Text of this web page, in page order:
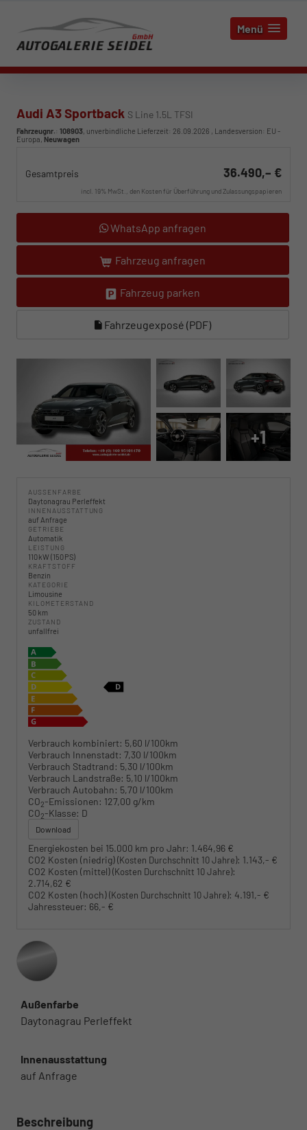
Menü
Audi A3 Sportback S Line 1.5L TFSI
Fahrzeugnr.: 108903, unverbindliche Lieferzeit: 26.09.2026 , Landesversion: EU -
Europa, Neuwagen
Gesamtpreis 36.490,– €
incl. 19% MwSt., den Kosten für Überführung und Zulassungspapieren
WhatsApp anfragen
Fahrzeug anfragen
Fahrzeug parken
Fahrzeugexposé (PDF)
+1
AUSSENFARBE
Daytonagrau Perleffekt
INNENAUSSTATTUNG
auf Anfrage
GETRIEBE
Automatik
LEISTUNG
110 kW (150 PS)
KRAFTSTOFF
Benzin
KATEGORIE
Limousine
KILOMETERSTAND
50 km
ZUSTAND
unfallfrei
Verbrauch kombiniert: 5,60 l/100km
Verbrauch Innenstadt: 7,30 l/100km
Verbrauch Stadtrand: 5,30 l/100km
Verbrauch Landstraße: 5,10 l/100km
Verbrauch Autobahn: 5,70 l/100km
CO2-Emissionen: 127,00 g/km
CO2-Klasse: D
Download
Energiekosten bei 15.000 km pro Jahr: 1.464,96 €
CO2 Kosten (niedrig)(Kosten Durchschnitt 10 Jahre): 1.143,- €
CO2 Kosten (mittel)(Kosten Durchschnitt 10 Jahre):
2.714,62 €
CO2 Kosten (hoch)(Kosten Durchschnitt 10 Jahre): 4.191,- €
Jahressteuer: 66,- €
Außenfarbe
Daytonagrau Perleffekt
Innenausstattung
auf Anfrage
Beschreibung